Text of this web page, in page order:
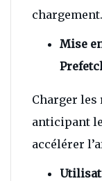
chargement.
Mise
Charger les
anticipant
accélérer